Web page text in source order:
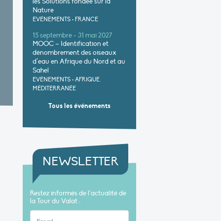
Nature
EVÉNEMENTS • FRANCE
15 septembre - 31 mai 2027
MOOC – Identification et
dénombrement des oiseaux
d’eau en Afrique du Nord et au
Sahel
EVÉNEMENTS • AFRIQUE,
MÉDITERRANÉE
Tous les événements
NEWSLETTER
Restez informés de l’actualité de
la Tour du Valat :